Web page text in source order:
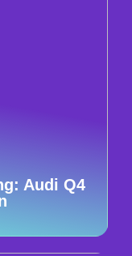
Audi Q4